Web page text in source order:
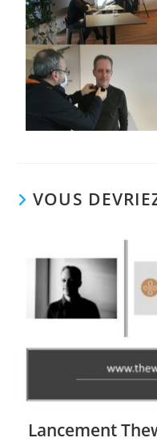
VOUS
Lancement